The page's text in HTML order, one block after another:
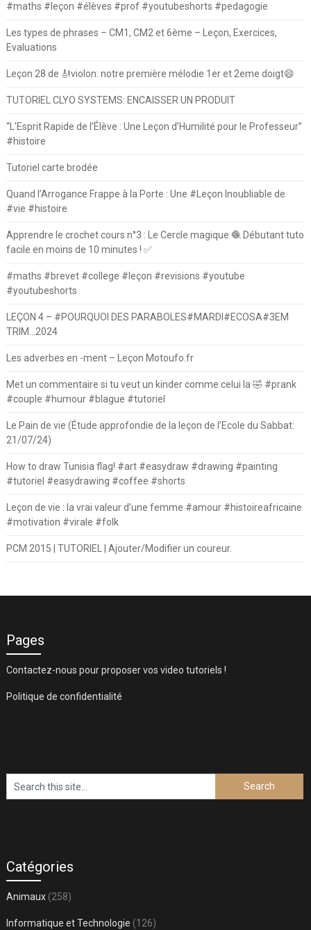
#maths #leçon #élèves #prof #youtubeshorts #pedagogie
Les types de phrases – CM1, CM2 et 6ème – Leçon, Exercices,
Evaluations
Leçon 28 de 🎻violon: notre première mélodie 1er et 2eme doigt😄
TUTORIEL CLYO SYSTEMS: ENCAISSER UN PRODUIT
“L’Esprit Rapide de l’Élève : Une Leçon d’Humilité pour le Professeur”
#histoire
Tutoriel carte brodée
Quand l’Arrogance Frappe à la Porte : Une #Leçon Inoubliable de
#vie #histoire
Apprendre le crochet cours n°3 : Le Cercle magique 🧶 Débutant tuto
facile en moins de 10 minutes ! ✅
#maths #brevet #college #leçon #revisions #youtube
#youtubeshorts
LEÇON 4 – #POURQUOI DES PARABOLES#MARDI#ECOSA#3EM
TRIM…2024
Les adverbes en -ment – Leçon Motoufo.fr
Met un commentaire si tu veut un kinder comme celui la 🤣 #prank
#couple #humour #blague #tutoriel
Le Pain de vie (Étude approfondie de la leçon de l’Ecole du Sabbat:
21/07/24)
How to draw Tunisia flag! #art #easydraw #drawing #painting
#tutoriel #easydrawing #coffee #shorts
Leçon de vie : la vrai valeur d’une femme #amour #histoireafricaine
#motivation #virale #folk
PCM 2015 | TUTORIEL | Ajouter/Modifier un coureur.
Pages
Contactez-nous pour proposer vos video tutoriels !
Politique de confidentialité
Catégories
Animaux(258)
Informatique et Technologie (126)